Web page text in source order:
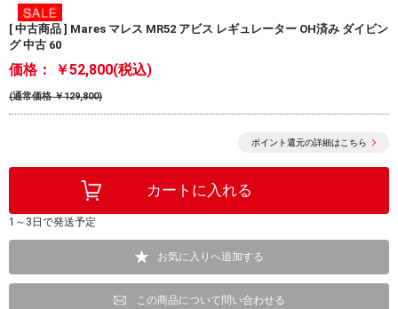
[ 中古商品 ] Mares マレス MR52 アビス レギュレーター OH済み ダイビン
グ 中古 60
価格： ￥52,800(税込)
(通常価格 ￥129,800)
ポイント還元の詳細はこちら
1～3日で発送予定
お気に入りへ追加する
この商品について問い合わせる